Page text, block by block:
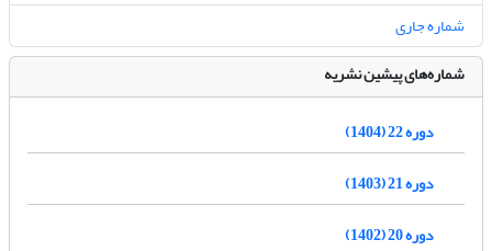
شماره جاری
شماره‌های پیشین نشریه
دوره 22 (1404)
دوره 21 (1403)
دوره 20 (1402)